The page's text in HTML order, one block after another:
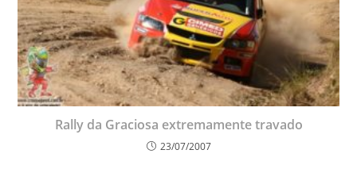
Rally da Graciosa extremamente travado
23/07/2007